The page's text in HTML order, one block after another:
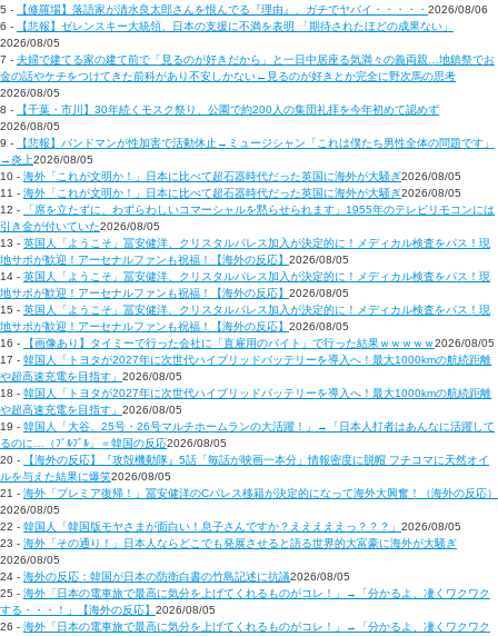
5 - 【修羅場】落語家が清水良太郎さんを恨んでる『理由』、ガチでヤバイ・・・・・ 2026/08/06
6 -
【悲報】ゼレンスキー大統領、日本の支援に不満を表明 「期待されたほどの成果ない」
2026/08/05
7 - 夫婦で建てる家の建て前で「見るのが好きだから」と一日中居座る気満々の義両親…地鎮祭でお
金の話やケチをつけてきた前科があり不安しかない←見るのが好きとか完全に野次馬の思考
2026/08/05
8 -
【千葉・市川】30年続くモスク祭り、公園で約200人の集団礼拝を今年初めて認めず
2026/08/05
9 -
【悲報】バンドマンが性加害で活動休止→ミュージシャン「これは僕たち男性全体の問題です」
→炎上2026/08/05
10 - 海外「これが文明か！」日本に比べて超石器時代だった英国に海外が大騒ぎ2026/08/05
11 - 海外「これが文明か！」日本に比べて超石器時代だった英国に海外が大騒ぎ2026/08/05
12 -
「席を立たずに、わずらわしいコマーシャルを黙らせられます」1955年のテレビリモコンには
引き金が付いていた2026/08/05
13 - 英国人「ようこそ」冨安健洋、クリスタルパレス加入が決定的に！メディカル検査をパス！現
地サポが歓迎！アーセナルファンも祝福！【海外の反応】 2026/08/05
14 - 英国人「ようこそ」冨安健洋、クリスタルパレス加入が決定的に！メディカル検査をパス！現
地サポが歓迎！アーセナルファンも祝福！【海外の反応】 2026/08/05
15 - 英国人「ようこそ」冨安健洋、クリスタルパレス加入が決定的に！メディカル検査をパス！現
地サポが歓迎！アーセナルファンも祝福！【海外の反応】 2026/08/05
16 -
【画像あり】タイミーで行った会社に「直雇用のバイト」で行った結果ｗｗｗｗｗ2026/08/05
17 - 韓国人「トヨタが2027年に次世代ハイブリッドバッテリーを導入へ！最大1000kmの航続距離
や超高速充電を目指す」 2026/08/05
18 - 韓国人「トヨタが2027年に次世代ハイブリッドバッテリーを導入へ！最大1000kmの航続距離
や超高速充電を目指す」 2026/08/05
19 - 韓国人「大谷、25号・26号マルチホームランの大活躍！」→「日本人打者はあんなに活躍して
るのに…（ﾌﾞﾙﾌﾞﾙ」＝韓国の反応2026/08/05
20 -
【海外の反応】『攻殻機動隊』5話「毎話が映画一本分」情報密度に脱帽 フチコマに天然オイ
ルを与えた結果に爆笑2026/08/05
21 - 海外「プレミア復帰！」冨安健洋のCパレス移籍が決定的になって海外大興奮！（海外の反応）
2026/08/05
22 - 韓国人「韓国版モヤさまが面白い！息子さんですか？えええええっ？？？」 2026/08/05
23 - 海外「その通り！」日本人ならどこでも発展させると語る世界的大富豪に海外が大騒ぎ
2026/08/05
24 - 海外の反応：韓国が日本の防衛白書の竹島記述に抗議2026/08/05
25 - 海外「日本の電車旅で最高に気分を上げてくれるものがコレ！」→「分かるよ、凄くワクワク
する・・・！」【海外の反応】 2026/08/05
26 - 海外「日本の電車旅で最高に気分を上げてくれるものがコレ！」→「分かるよ、凄くワクワク